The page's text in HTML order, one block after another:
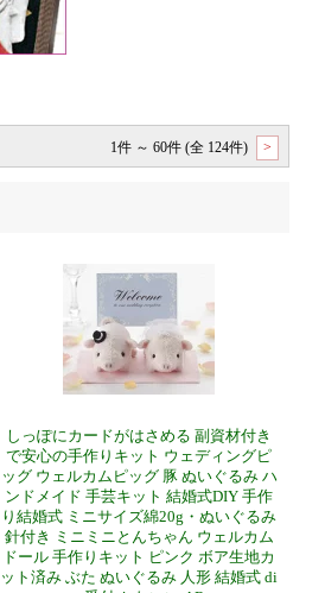
1件 ～ 60件 (全 124件) >
しっぽにカードがはさめる 副資材付き
で安心の手作りキット ウェディングピ
ッグ ウェルカムピッグ 豚 ぬいぐるみ ハ
ンドメイド 手芸キット 結婚式DIY 手作
り結婚式 ミニサイズ綿20g・ぬいぐるみ
針付き ミニミニとんちゃん ウェルカム
ドール 手作りキット ピンク ボア生地カ
ット済み ぶた ぬいぐるみ 人形 結婚式 di